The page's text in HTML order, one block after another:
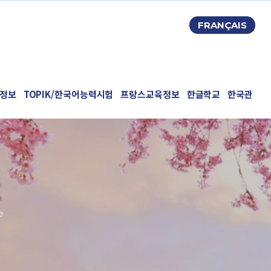
FRANÇAIS
보 TOPIK/한국어능력시험 프랑스교육정보 한글학교 한국관